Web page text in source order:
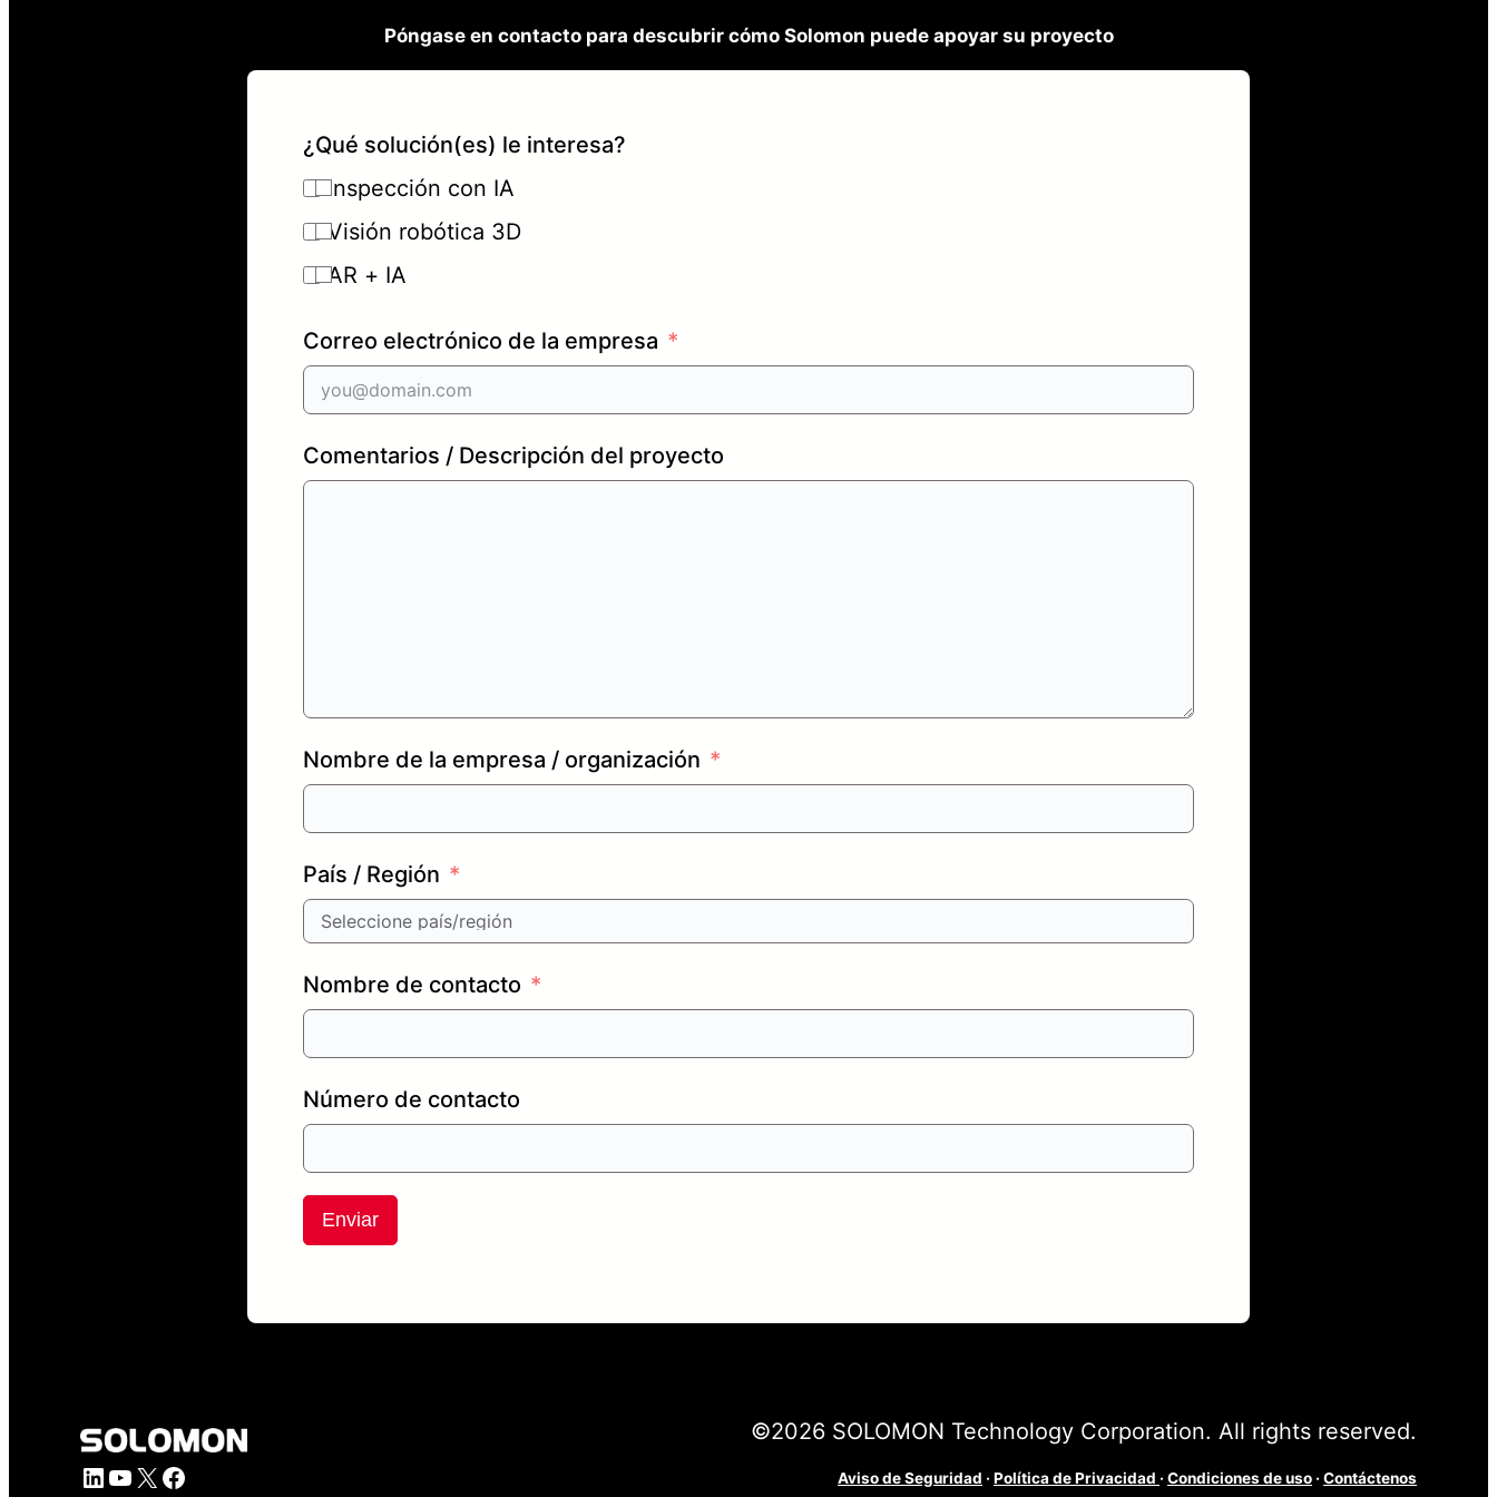
Póngase en contacto para descubrir cómo Solomon puede apoyar su proyecto
¿Qué solución(es) le interesa?
Inspección con IA
Visión robótica 3D
AR + IA
Correo electrónico de la empresa
Comentarios / Descripción del proyecto
Nombre de la empresa / organización
País / Región
Nombre de contacto
Número de contacto
Enviar
LinkedIn
YouTube
X Facebook
©2026 SOLOMON Technology Corporation. All rights reserved.
Aviso de Seguridad · Política de Privacidad · Condiciones de uso · Contáctenos